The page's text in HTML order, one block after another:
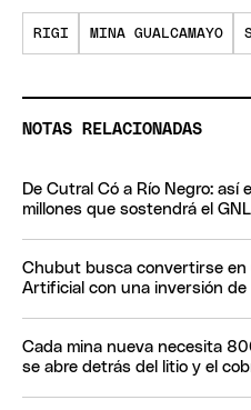
RIGI MINA GUALCAMAYO
NOTAS RELACIONADAS
De Cutral Có a Río Negro: así
millones que sostendrá el
Chubut busca convertirse en
Artificial con una inversión de
Cada mina nueva necesita
se abre detrás del litio y el